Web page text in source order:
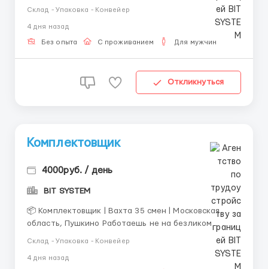
магазина спорттоваров. Каждый день через тебя
проходят товары, которые потом уезжают людям по
Склад - Упаковка - Конвейер
4 дня назад
Без опыта С проживанием Для мужчин
Откликнуться
Комплектовщик
4000руб. / день
BIT SYSTEM
📦 Комплектовщик | Вахта 35 смен | Московская
область, Пушкино Работаешь не на безликом
получают каждый день через Самокат. От того,
насколько внимательно собрана заявка, зависит,
Склад - Упаковка - Конвейер
4 дня назад